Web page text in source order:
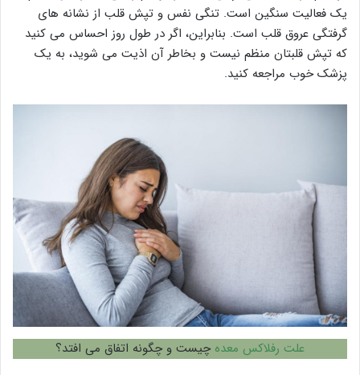
یک فعالیت سنگین است. تنگی نفس و تپش قلب از نشانه های
گرفتگی عروق قلب است. بنابراین، اگر در طول روز احساس می کنید
که تپش قلبتان منظم نیست و بخاطر آن اذیت می شوید، به یک
پزشک خوب مراجعه کنید.
علت رفلاکس معده چیست و چگونه اتفاق می افتد؟